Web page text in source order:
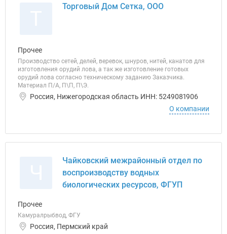
Торговый Дом Сетка, ООО
Прочее
Производство сетей, делей, веревок, шнуров, нитей, канатов для
изготовления орудий лова, а так же изготовление готовых
орудий лова согласно техническому заданию Заказчика.
Материал П/А, П\П, П\Э.
Россия, Нижегородская область ИНН: 5249081906
О компании
Чайковский межрайонный отдел по
воспроизводству водных
биологических ресурсов, ФГУП
Прочее
Камуралрыбвод, ФГУ
Россия, Пермский край